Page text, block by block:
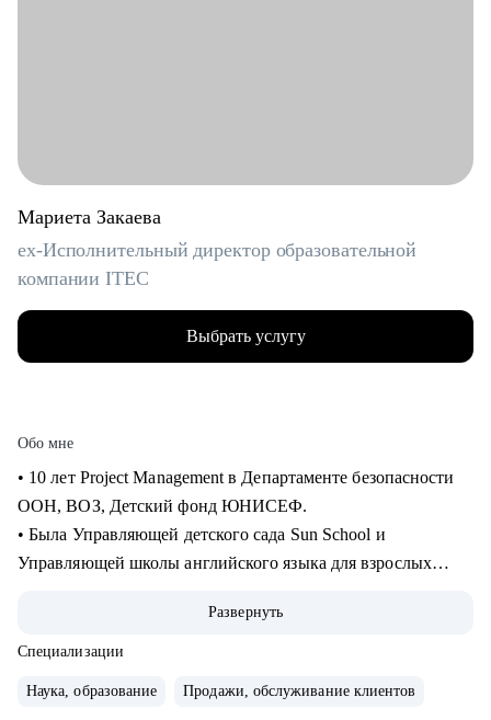
Мариета Закаева
ex-Исполнительный директор образовательной
компании ITEC
Выбрать услугу
Обо мне
• 10 лет Project Management в Департаменте безопасности
ООН, ВОЗ, Детский фонд ЮНИСЕФ.
• Была Управляющей детского сада Sun School и
Управляющей школы английского языка для взрослых
• Закончила школу в Вашингтоне, США, высшее
лингвистическое образование в ЧГУ, РФ.
психолога и коуча.
Развернуть
Специализации
Наука, образование Продажи, обслуживание клиентов